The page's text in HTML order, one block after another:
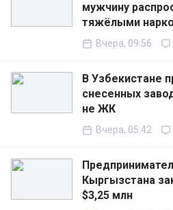
мужчину
тяжёлыми
Вчера, 09:56
В Узбекистане
снесенных
не ЖК
Вчера, 05:42
Кыргызстана
$3,25 млн